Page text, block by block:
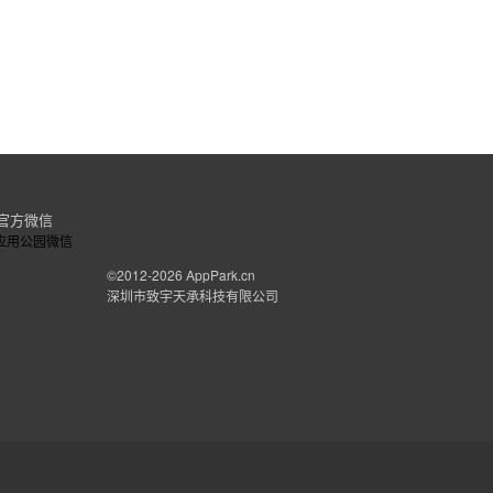
方微信
©2012-2026 AppPark.cn
深圳市致宇天承科技有限公司